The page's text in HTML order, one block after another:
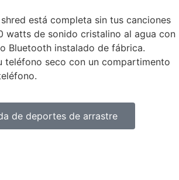
está completa sin tus canciones
watts de sonido cristalino al agua con
Bluetooth instalado de fábrica.
teléfono seco con un compartimento
de deportes de arrastre